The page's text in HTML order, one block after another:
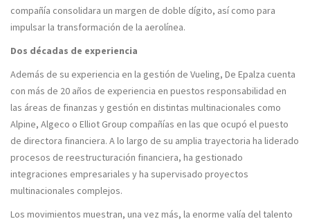
compañía consolidara un margen de doble dígito, así como para
impulsar la transformación de la aerolínea.
Dos décadas de experiencia
Además de su experiencia en la gestión de Vueling, De Epalza cuenta
con más de 20 años de experiencia en puestos responsabilidad en
las áreas de finanzas y gestión en distintas multinacionales como
Alpine, Algeco o Elliot Group compañías en las que ocupó el puesto
de directora financiera. A lo largo de su amplia trayectoria ha liderado
procesos de reestructuración financiera, ha gestionado
integraciones empresariales y ha supervisado proyectos
multinacionales complejos.
Los movimientos muestran, una vez más, la enorme valía del talento